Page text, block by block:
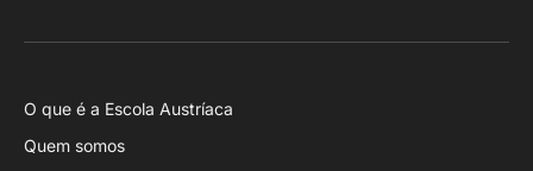
O que é a Escola Austríaca
Quem somos